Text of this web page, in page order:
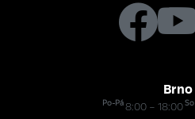
Brno
Po-Pá8:00 – 18:00So